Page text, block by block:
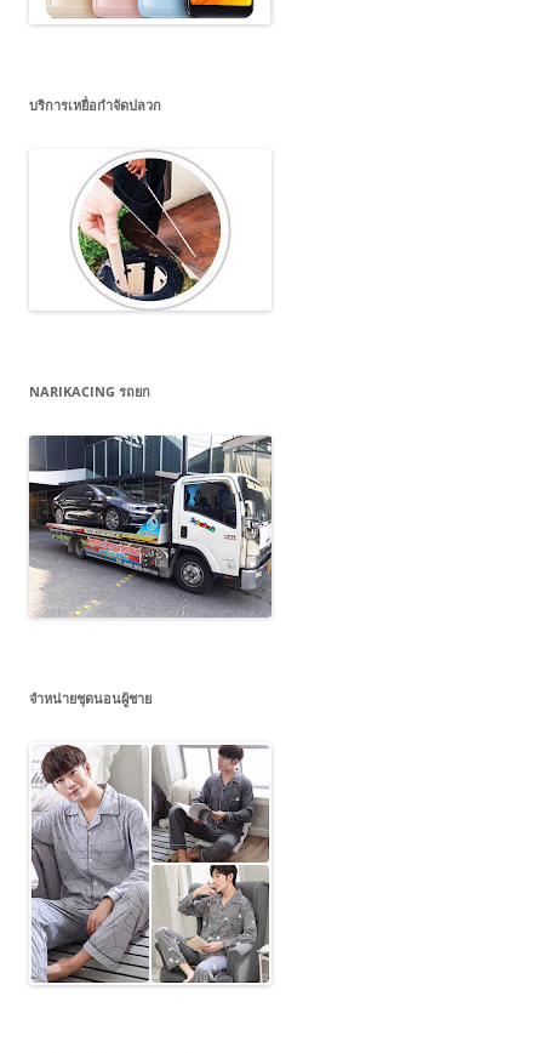
บริการเหยื่อกำจัดปลวก
NARIKACING รถยก
จำหน่ายชุดนอนผู้ชาย